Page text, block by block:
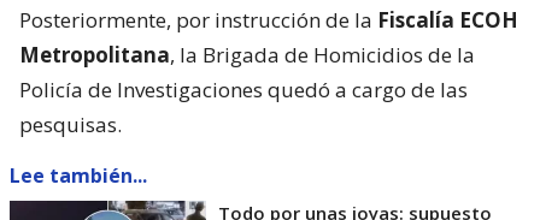
Posteriormente, por instrucción de la Fiscalía ECOH
Metropolitana, la Brigada de Homicidios de la
Policía de Investigaciones quedó a cargo de las
pesquisas.
Lee también...
Todo por unas joyas: supuesto